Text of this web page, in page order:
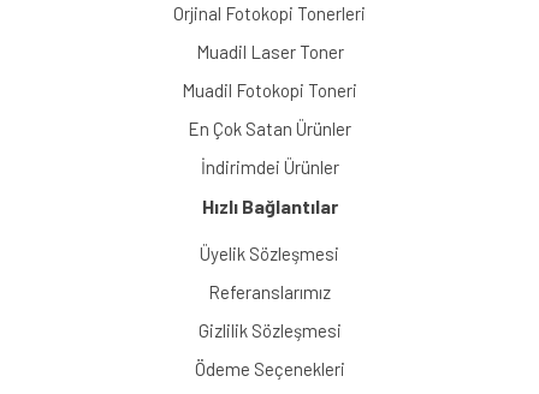
Orjinal Fotokopi Tonerleri
Muadil Laser Toner
Muadil Fotokopi Toneri
En Çok Satan Ürünler
İndirimdei Ürünler
Hızlı Bağlantılar
Üyelik Sözleşmesi
Referanslarımız
Gizlilik Sözleşmesi
Ödeme Seçenekleri